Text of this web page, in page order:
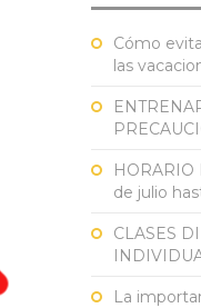
Cómo
las
HORARIO
de julio
CLASES
La